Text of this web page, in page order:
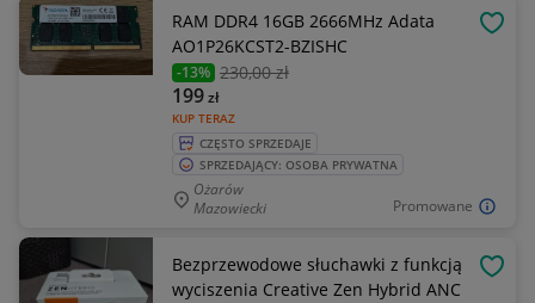
Promowane
RAM DDR4 16GB 2666MHz Adata
AO1P26KCST2-BZISHC
-13% 230,00 zł
KUP TERAZ
199zł
CZĘSTO SPRZEDAJE
SPRZEDAJĄCY: OSOBA PRYWATNA
Ożarów
Mazowiecki
Bezprzewodowe słuchawki z funkcją
wyciszenia Creative Zen Hybrid ANC